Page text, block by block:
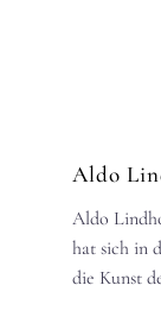
Aldo
Aldo
hat sich in
die Kunst